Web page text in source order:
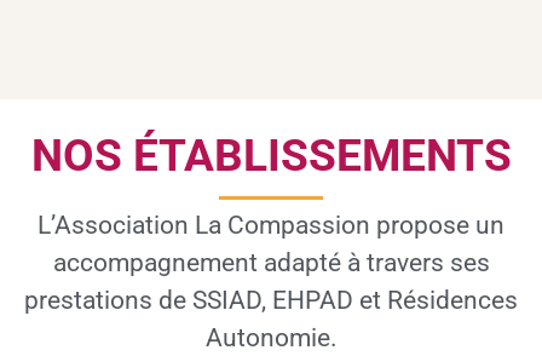
NOS ÉTABLISSEMENTS
L’Association La Compassion propose un
accompagnement adapté à travers ses
prestations de SSIAD, EHPAD et Résidences
Autonomie.